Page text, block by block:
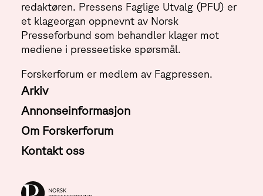
redaktøren. Pressens Faglige Utvalg (PFU) er
et klageorgan oppnevnt av Norsk
Presseforbund som behandler klager mot
mediene i presseetiske spørsmål.
Forskerforum er medlem av Fagpressen.
Arkiv
Annonseinformasjon
Om Forskerforum
Kontakt oss